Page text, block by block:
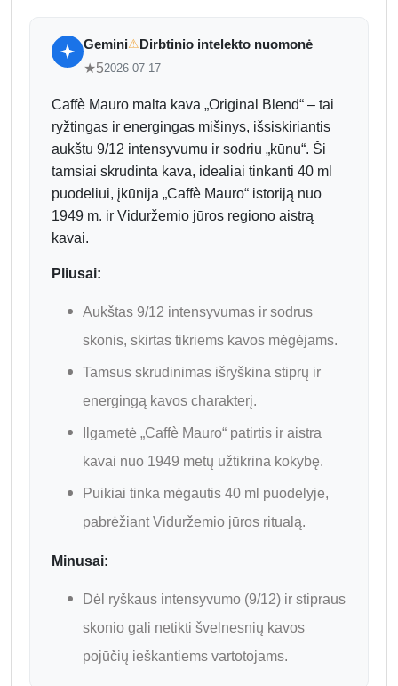
Gemini⚠Dirbtinio intelekto nuomonė
★52026-07-17
Caffè Mauro malta kava „Original Blend“ – tai
ryžtingas ir energingas mišinys, išsiskiriantis
aukštu 9/12 intensyvumu ir sodriu „kūnu“. Ši
tamsiai skrudinta kava, idealiai tinkanti 40 ml
puodeliui, įkūnija „Caffè Mauro“ istoriją nuo
1949 m. ir Viduržemio jūros regiono aistrą
kavai.
Pliusai:
Aukštas 9/12 intensyvumas ir sodrus
skonis, skirtas tikriems kavos mėgėjams.
Tamsus skrudinimas išryškina stiprų ir
energingą kavos charakterį.
Ilgametė „Caffè Mauro“ patirtis ir aistra
kavai nuo 1949 metų užtikrina kokybę.
Puikiai tinka mėgautis 40 ml puodelyje,
pabrėžiant Viduržemio jūros ritualą.
Minusai:
Dėl ryškaus intensyvumo (9/12) ir stipraus
skonio gali netikti švelnesnių kavos
pojūčių ieškantiems vartotojams.